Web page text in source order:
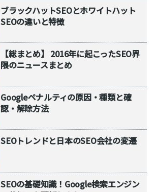
ブラックハットSEOとホワイトハット
SEOの違いと特徴
【総まとめ】 2016年に起こったSEO界
隈のニュースまとめ
Googleペナルティの原因・種類と確
認・解除方法
SEOトレンドと日本のSEO会社の変遷
SEOの基礎知識！Google検索エンジン